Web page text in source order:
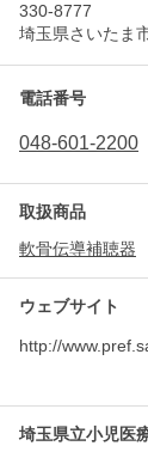
330-8777
埼玉県さいたま
電話番号
048-601-2200
取扱商品
軟骨伝導補聴器
ウェブサイト
http://
埼玉県立小児医